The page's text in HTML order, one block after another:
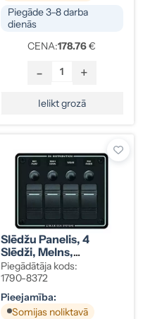
Piegāde 3–8 darba
dienās
CENA:178.76€
- +
Ielikt grozā
Slēdžu Panelis, 4
Slēdži, Melns,
Ūdensizturīgs IP66, Ar
Automātdrošinātāju,
12/24V, Kods 1790-
8372
Piegādātāja kods:
1790-8372
Pieejamība:
Somijas noliktavā